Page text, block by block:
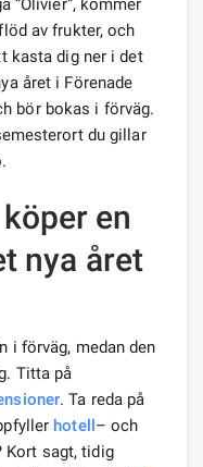
”Olivier”, kommer
av frukter, och
kasta dig ner i det
året i Förenade
bör bokas i förväg.
du gillar
en
nya året
i förväg, medan den
Titta på
. Ta reda på
hotell– och
Kort sagt, tidig